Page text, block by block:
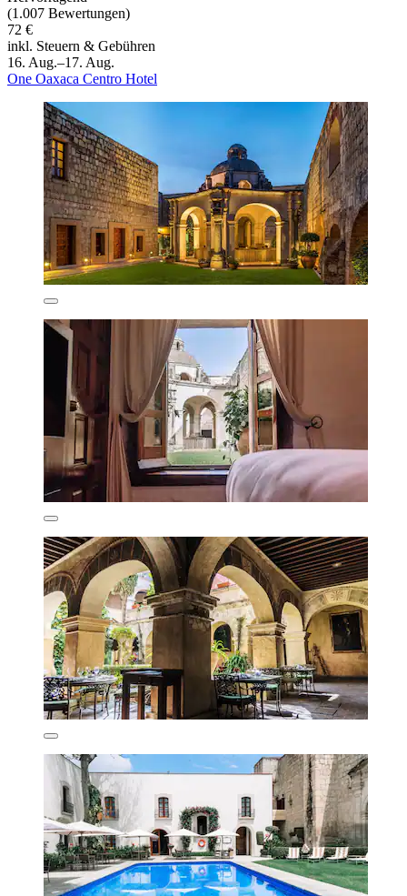
(1.007 Bewertungen)
72 €
inkl. Steuern & Gebühren
16. Aug.–17. Aug.
One Oaxaca Centro Hotel